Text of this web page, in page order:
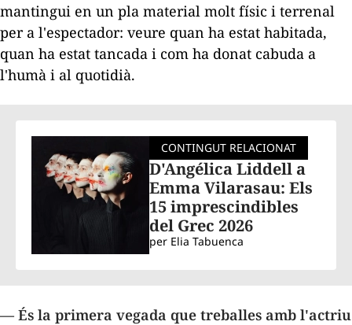
mantingui en un pla material molt físic i terrenal
per a l'espectador: veure quan ha estat habitada,
quan ha estat tancada i com ha donat cabuda a
l'humà i al quotidià.
CONTINGUT RELACIONAT
D'Angélica Liddell a
Emma Vilarasau: Els
15 imprescindibles
del Grec 2026
per Elia Tabuenca
— És la primera vegada que treballes amb l'actriu